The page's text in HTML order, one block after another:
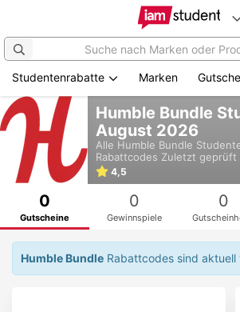
Zum
Hauptinhalt
springen
Studentenrabatte Marken
Humble Bundle
August 2026
Alle Humble Bundle
Rabattcodes Zuletzt geprüft
4,5
0
Gutscheine
0
Gewinnspiele
0
Humble Bundle Rabattcodes sind aktuell